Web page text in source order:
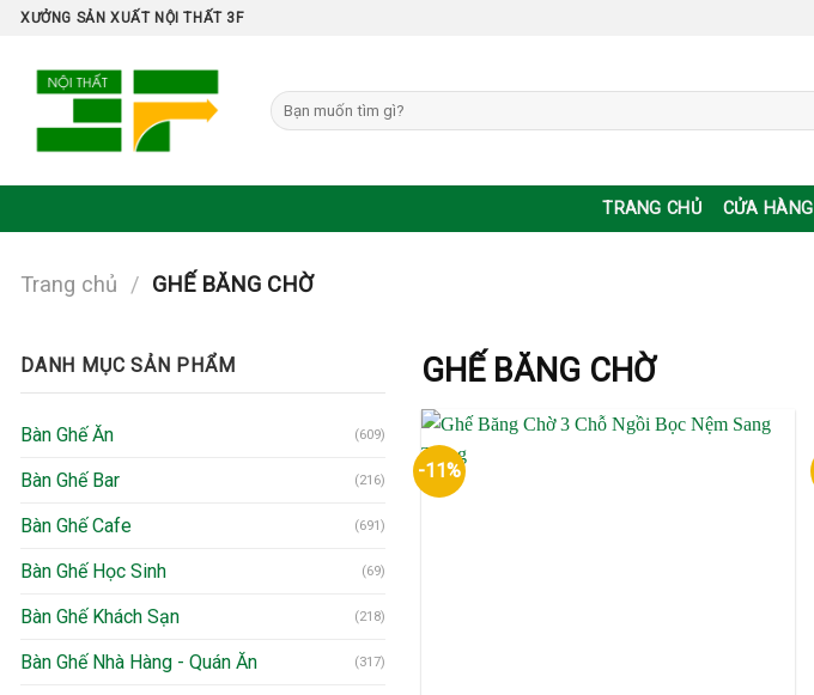
Skip
content
XƯỞNG SẢN XUẤT NỘI THẤT 3F
Tìm
kiếm:
TRANG CHỦ CỬA HÀNG
Trang chủ / GHẾ BĂNG CHỜ
DANH MỤC SẢN PHẨM
Bàn Ghế Ăn (609)
Bàn Ghế Bar (216)
Bàn Ghế Cafe (691)
Bàn Ghế Học Sinh (69)
Bàn Ghế Khách Sạn (218)
Bàn Ghế Nhà Hàng - Quán Ăn (317)
GHẾ BĂNG CHỜ
-11%